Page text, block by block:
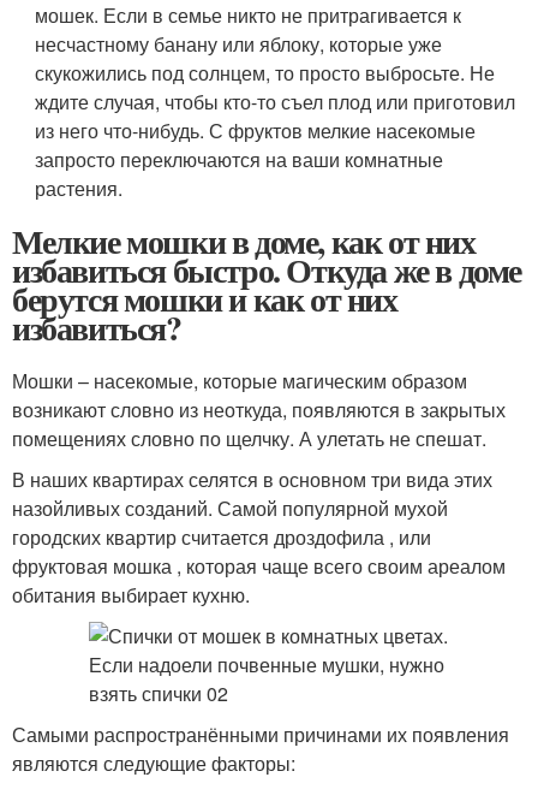
мошек. Если в семье никто не притрагивается к
несчастному банану или яблоку, которые уже
скукожились под солнцем, то просто выбросьте. Не
ждите случая, чтобы кто-то съел плод или приготовил
из него что-нибудь. С фруктов мелкие насекомые
запросто переключаются на ваши комнатные
растения.
Мелкие мошки в доме, как от них
избавиться быстро. Откуда же в доме
берутся мошки и как от них
избавиться?
Мошки – насекомые, которые магическим образом
возникают словно из неоткуда, появляются в закрытых
помещениях словно по щелчку. А улетать не спешат.
В наших квартирах селятся в основном три вида этих
назойливых созданий. Самой популярной мухой
городских квартир считается дроздофила , или
фруктовая мошка , которая чаще всего своим ареалом
обитания выбирает кухню.
Самыми распространёнными причинами их появления
являются следующие факторы: